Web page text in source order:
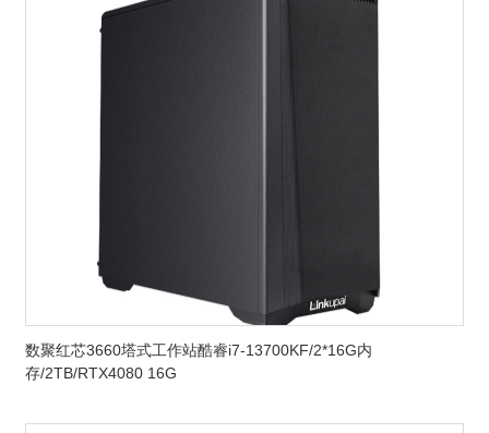
数聚红芯3660塔式工作站酷睿i7-13700KF/2*16G内
存/2TB/RTX4080 16G